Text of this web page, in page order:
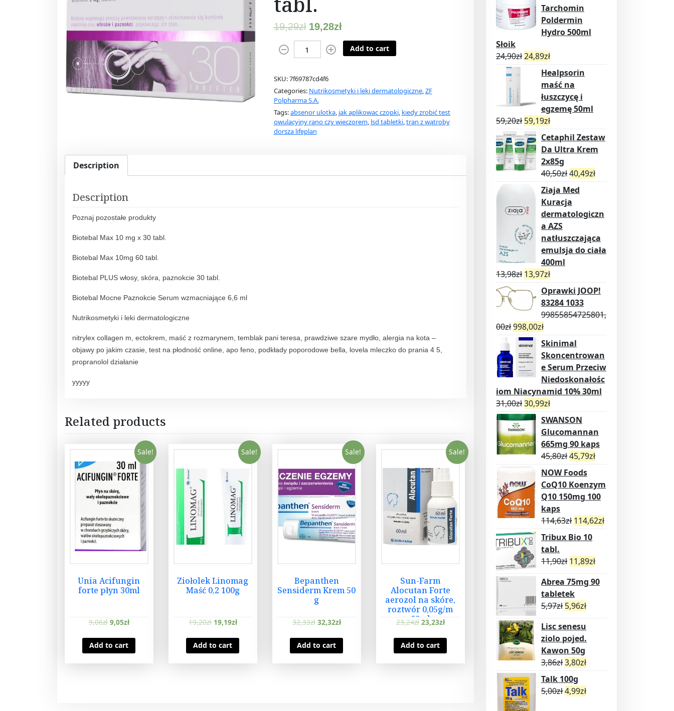
19,29zł 19,28zł
t
e
b
a
l
3
t
y
Add to cart
SKU:7f69787cd4f6
Categories: Nutrikosmetyki i leki dermatologiczne,ZF
Polpharma S.A.
Tags:absenor ulotka, jak aplikowac czopki, kiedy zrobić test
owulacyjny rano czy wieczorem, lsd tabletki,tran z wątroby
dorsza lifeplan
Description
Description
Poznaj pozostałe produkty
Biotebal Max 10 mg x 30 tabl.
Biotebal Max 10mg 60 tabl.
Biotebal PLUS włosy, skóra, paznokcie 30 tabl.
Biotebal Mocne Paznokcie Serum wzmacniające 6,6 ml
Nutrikosmetyki i leki dermatologiczne
nitrylex collagen m, ectokrem, maść z rozmarynem, temblak pani teresa, prawdziwe szare mydło, alergia na kota –
objawy po jakim czasie, test na płodność online, apo feno, podkłady poporodowe bella, lovela mleczko do prania 4 5,
propranolol działanie
yyyyy
Related products
Sale!
Unia Acifungin
forte płyn 30ml
9,06zł 9,05zł
Add to cart
Sale!
Ziołolek Linomag
Maść 0,2 100g
19,20zł 19,19zł
Add to cart
Sale!
Bepanthen
Sensiderm Krem 50
g
32,33zł 32,32zł
Add to cart
Sale!
Sun-Farm
Alocutan Forte
aerozol na skóre,
roztwór 0,05g/m
60ml
23,24zł 23,23zł
Add to cart
Tarchomin
Poldermin
Hydro 500ml
Słoik
24,90zł24,89zł
Healpsorin
maść na
łuszczycę i
egzemę 50ml
59,20zł 59,19zł
Cetaphil Zestaw
Da Ultra Krem
2x85g
40,50zł40,49zł
Ziaja Med
Kuracja
dermatologiczn
a AZS
natłuszczająca
emulsja do ciała
400ml
13,98zł 13,97zł
Oprawki JOOP!
83284 1033
99855854725801,
00zł998,00zł
Skinimal
Skoncentrowan
e Serum Przeciw
Niedoskonałośc
iom Niacynamid 10% 30ml
31,00zł30,99zł
SWANSON
Glucomannan
665mg 90 kaps
45,80zł45,79zł
NOW Foods
CoQ10 Koenzym
Q10 150mg 100
kaps
114,63zł 114,62zł
Tribux Bio 10
tabl.
11,90zł 11,89zł
Abrea 75mg 90
tabletek
5,97zł 5,96zł
Lisc senesu
ziolo pojed.
Kawon 50g
3,86zł3,80zł
Talk 100g
5,00zł4,99zł